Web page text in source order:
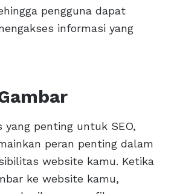
pengguna dapat
informasi yang
yang penting untuk SEO,
peran penting dalam
website kamu. Ketika
ke website kamu,